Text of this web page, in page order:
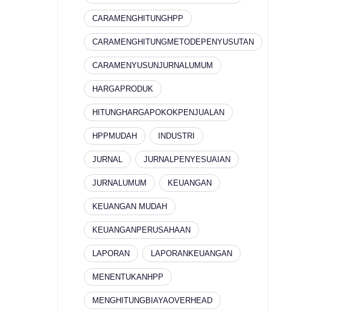
CARAMENGHITUNGHPP
CARAMENGHITUNGMETODEPENYUSUTAN
CARAMENYUSUNJURNALUMUM
HARGAPRODUK
HITUNGHARGAPOKOKPENJUALAN
HPPMUDAH INDUSTRI
JURNAL JURNALPENYESUAIAN
JURNALUMUM KEUANGAN
KEUANGAN MUDAH
KEUANGANPERUSAHAAN
LAPORAN LAPORANKEUANGAN
MENENTUKANHPP
MENGHITUNGBIAYAOVERHEAD